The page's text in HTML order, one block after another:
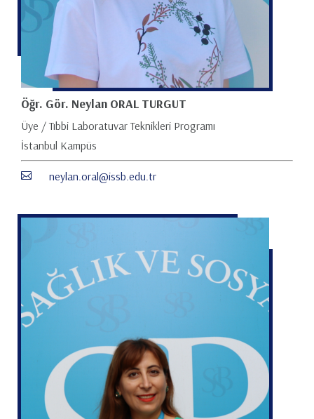
Öğr. Gör. Neylan ORAL TURGUT
Üye / Tıbbi Laboratuvar Teknikleri Programı
İstanbul Kampüs
neylan.oral@issb.edu.tr